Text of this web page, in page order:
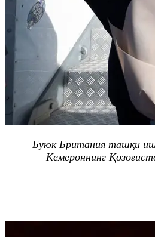
Буюк Британия ташқи
Кемероннинг